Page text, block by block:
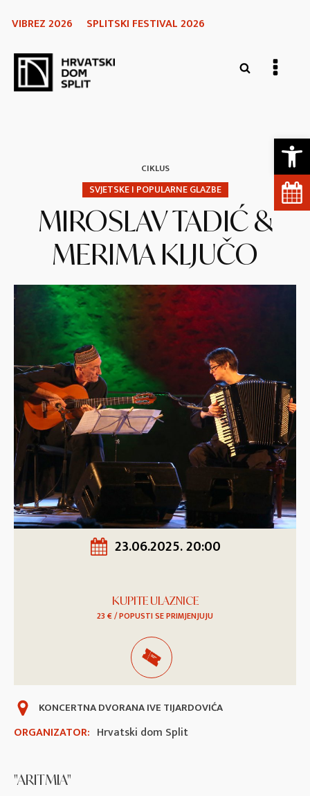
VIBREZ 2026 SPLITSKI FESTIVAL 2026
CIKLUS
SVJETSKE I POPULARNE GLAZBE
MIROSLAV TADIĆ &
MERIMA KLJUČO
23.06.2025. 20:00
KUPITE ULAZNICE
23 € / POPUSTI SE PRIMJENJUJU
ORGANIZATOR: Hrvatski dom Split
KONCERTNA DVORANA IVE TIJARDOVIĆA
"ARITMIA"